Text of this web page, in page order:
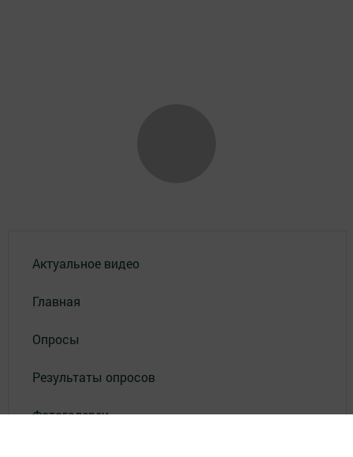
Актуальное видео
Главная
Опросы
Результаты опросов
Фотогалереи